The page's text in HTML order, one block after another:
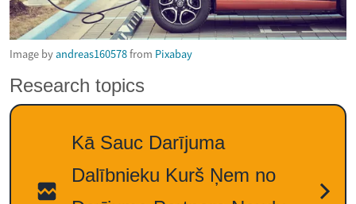
Image byandreas160578from Pixabay